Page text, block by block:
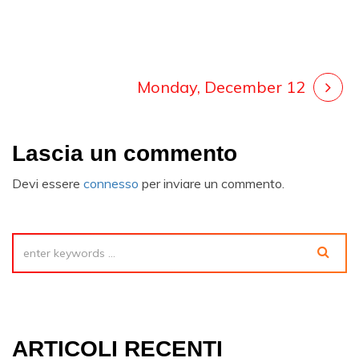
Monday, December 12
Lascia un commento
Devi essere connesso per inviare un commento.
ARTICOLI RECENTI